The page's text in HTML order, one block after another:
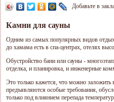
Добавьте в
Камни для сауны
Одним из самых популярных видов
до хамама есть в спа-центрах, отелях
Обустройство бани или сауны -
отделка, и планировка, и инженерные
Это только кажется, что можно
предъявляются особые требования,
только под влиянием перепада